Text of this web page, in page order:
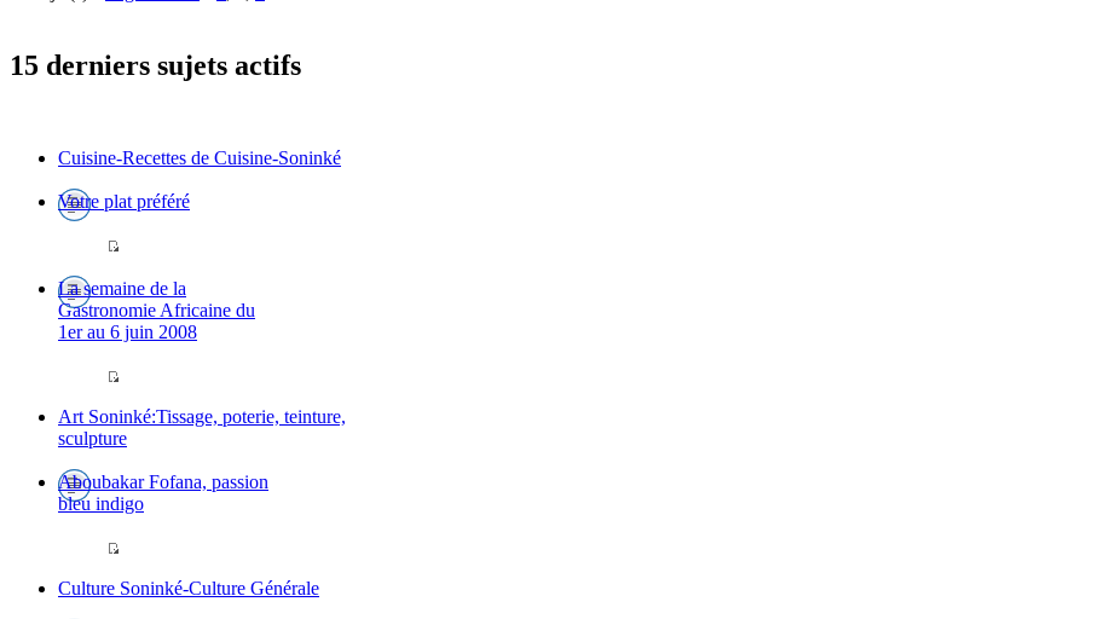
15 derniers sujets actifs
Cuisine-Recettes de Cuisine-Soninké
Votre plat préféré
La semaine de la
Gastronomie Africaine du
1er au 6 juin 2008
Art Soninké:Tissage, poterie, teinture,
sculpture
Aboubakar Fofana, passion
bleu indigo
Culture Soninké-Culture Générale